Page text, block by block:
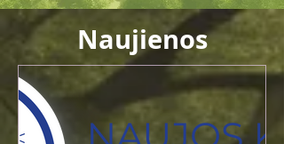
Naujienos